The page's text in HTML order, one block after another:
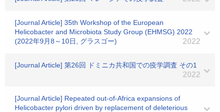
[Journal Article] 35th Workshop of the European
Helicobacter and Microbiota Study Group (EHMSG) 2022
(2022年9月8～10日, グラスゴー)
2022
[Journal Article] 第26回 ドミニカ共和国での疫学調査 その1
2022
[Journal Article] Repeated out-of-Africa expansions of
Helicobacter pylori driven by replacement of deleterious